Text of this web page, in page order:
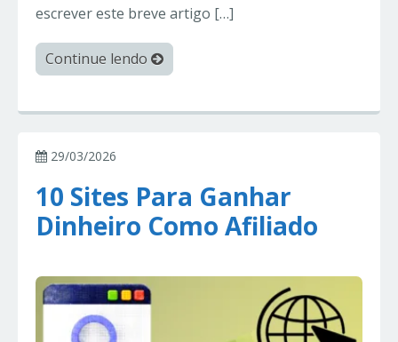
escrever este breve artigo […]
Continue lendo
29/03/2026
10 Sites Para Ganhar
Dinheiro Como Afiliado